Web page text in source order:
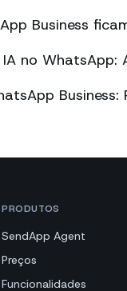
Business
no WhatsApp:
PRODUTOS
SendApp Agent
Preços
Funcionalidades